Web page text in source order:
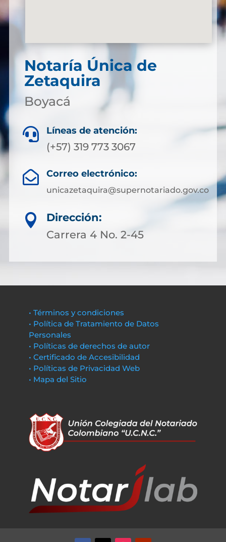
Notaría Única de
Zetaquira
Boyacá
 Líneas de atención:
(+57) 319 773 3067
 Correo electrónico:
unicazetaquira@supernotariado.gov.co

Dirección:
Carrera 4 No. 2-45
• Términos y condiciones
• Política de Tratamiento de Datos
Personales
• Políticas de derechos de autor
• Certificado de Accesibilidad
• Políticas de Privacidad Web
• Mapa del Sitio